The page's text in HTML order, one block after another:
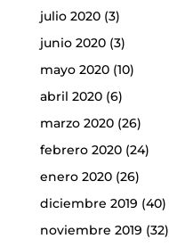
julio 2020(3)
junio 2020(3)
mayo 2020(10)
abril 2020(6)
marzo 2020(26)
febrero 2020(24)
enero 2020(26)
diciembre 2019 (40)
noviembre 2019 (32)